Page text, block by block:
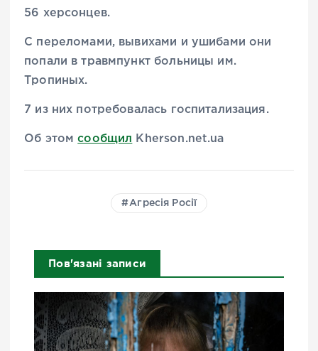
56 херсонцев.
С переломами, вывихами и ушибами они
попали в травмпункт больницы им.
Тропиных.
7 из них потребовалась госпитализация.
Об этомсообщил Kherson.net.ua
Агресія Росії
Пов'язані записи